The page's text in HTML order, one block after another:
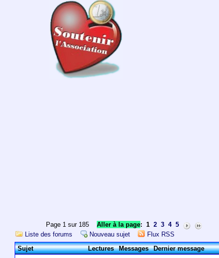
Page 1 sur 185Aller à la page: 1 2 3 4 5
Liste des forums
Nouveau sujet
Flux RSS
Sujet
Lectures Messages Dernier message